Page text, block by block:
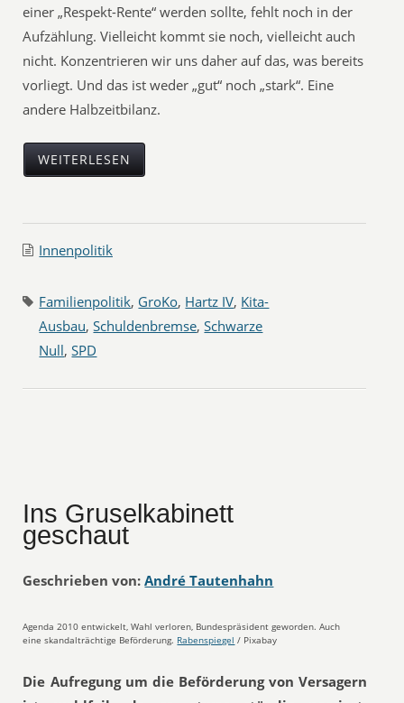
einer „Respekt-Rente“ werden sollte, fehlt noch in der
Aufzählung. Vielleicht kommt sie noch, vielleicht auch
nicht. Konzentrieren wir uns daher auf das, was bereits
vorliegt. Und das ist weder „gut“ noch „stark“. Eine
andere Halbzeitbilanz.
WEITERLESEN
Innenpolitik
Familienpolitik, GroKo, Hartz IV, Kita-
Ausbau,Schuldenbremse,Schwarze
Null,SPD
Ins Gruselkabinett
geschaut
Geschrieben von: André Tautenhahn
Agenda 2010 entwickelt, Wahl verloren, Bundespräsident geworden. Auch
eine skandalträchtige Beförderung. Rabenspiegel / Pixabay
Die Aufregung um die Beförderung von Versagern